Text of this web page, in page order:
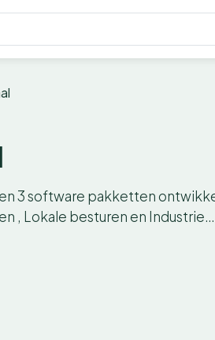
3 software pakketten
, Lokale besturen en Industrie…